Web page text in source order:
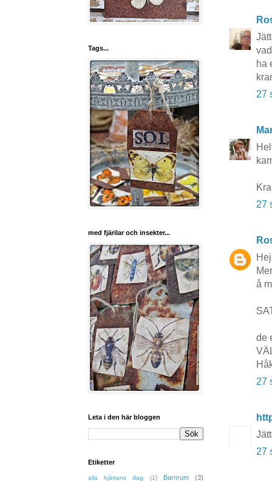
ha
27
27
å
de
27
27
Tags...
med fjärilar och insekter...
Leta i den här bloggen
Etiketter
alla hjärtans dag (1) Barnrum (3)